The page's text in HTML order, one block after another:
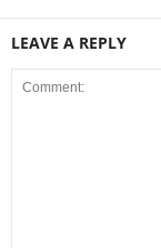
LEAVE A REPLY